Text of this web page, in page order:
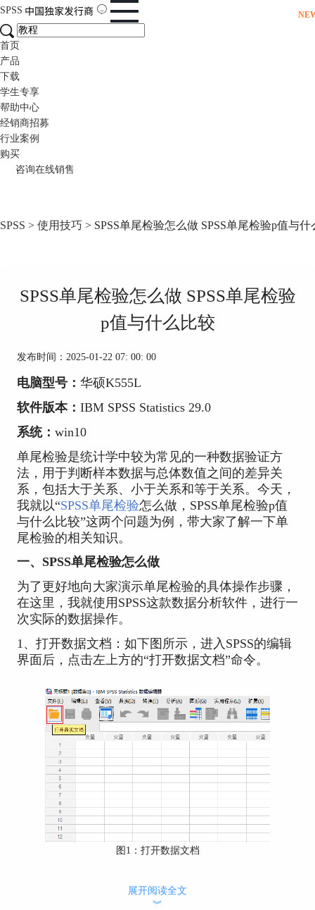
SPSS
首页
产品
下载
学生专享
帮助中心
经销商招募
行业案例
购买
咨询在线销售
SPSS > 使用技巧 > SPSS单尾检验怎么做 SPSS单尾检验p值与什
SPSS单尾检验怎么做 SPSS单尾检验
p值与什么比较
发布时间：2025-01-22 07: 00: 00
电脑型号： 华硕K555L
软件版本： IBM SPSS Statistics 29.0
系统： win10
单尾检验是统计学中较为常见的一种数据验证方
法，用于判断样本数据与总体数值之间的差异关
系，包括大于关系、小于关系和等于关系。今天，
我就以“SPSS单尾检验怎么做，SPSS单尾检验p值
与什么比较”这两个问题为例，带大家了解一下单
尾检验的相关知识。
一、SPSS单尾检验怎么做
为了更好地向大家演示单尾检验的具体操作步骤，
在这里，我就使用SPSS这款数据分析软件，进行一
次实际的数据操作。
1、打开数据文档：如下图所示，进入SPSS的编辑
界面后，点击左上方的“打开数据文档”命令。
图1： 打开数据文档
在SPSS的读取界面中，我们可以通过“预览”窗口查
展开阅读全文
︾